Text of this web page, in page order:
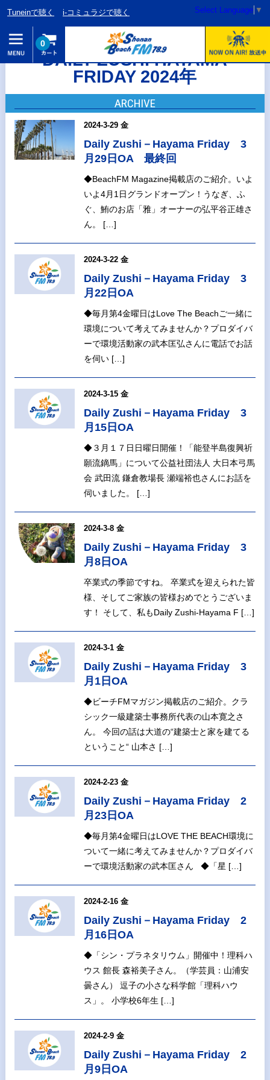
Tuneinで聴く i-コミュラジで聴く Select Language ▼
0
DAILY ZUSHI HAYAMA
FRIDAY 2024年
ARCHIVE
2024-3-29 金
Daily Zushi－Hayama Friday 3
月29日OA 最終回
◆BeachFM Magazine掲載店のご紹介。いよ
いよ4月1日グランドオープン！うなぎ、ふ
ぐ、鮪のお店「雅」オーナーの弘平谷正雄さ
ん。 […]
2024-3-22 金
Daily Zushi－Hayama Friday 3
月22日OA
◆毎月第4金曜日はLove The Beachご一緒に
環境について考えてみませんか？プロダイバ
ーで環境活動家の武本匡弘さんに電話でお話
を伺い […]
2024-3-15 金
Daily Zushi－Hayama Friday 3
月15日OA
◆３月１７日日曜日開催！「能登半島復興祈
願流鏑馬」について公益社団法人 大日本弓馬
会 武田流 鎌倉教場長 瀬端裕也さんにお話を
伺いました。 […]
2024-3-8 金
Daily Zushi－Hayama Friday 3
月8日OA
卒業式の季節ですね。 卒業式を迎えられた皆
様、そしてご家族の皆様おめでとうございま
す！ そして、私もDaily Zushi-Hayama F […]
2024-3-1 金
Daily Zushi－Hayama Friday 3
月1日OA
◆ビーチFMマガジン掲載店のご紹介。クラ
シック一級建築士事務所代表の山本寛之さ
ん。 今回の話は大道の“建築士と家を建てる
ということ“ 山本さ […]
2024-2-23 金
Daily Zushi－Hayama Friday 2
月23日OA
◆毎月第4金曜日はLOVE THE BEACH環境に
ついて一緒に考えてみませんか？プロダイバ
ーで環境活動家の武本匡さん ◆「星 […]
2024-2-16 金
Daily Zushi－Hayama Friday 2
月16日OA
◆「シン・プラネタリウム」開催中！理科ハ
ウス 館長 森裕美子さん。（学芸員：山浦安
曇さん） 逗子の小さな科学館「理科ハウ
ス」。 小学校6年生 […]
2024-2-9 金
Daily Zushi－Hayama Friday 2
月9日OA